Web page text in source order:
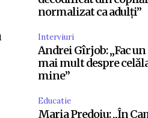
normalizat ca adulți”
Interviuri
Andrei Gîrjob: „Fac
mai mult despre
mine”
Educatie
Maria Predoiu: „În